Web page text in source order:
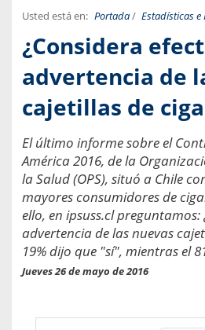
Usted está en: Portada/ Estadísticas
¿Considera
advertencia de
cajetillas de
El último informe sobre el
América 2016, de la
la Salud (OPS), situó a Chile
mayores consumidores de
ello, en ipsuss.cl
advertencia de las nuevas
19% dijo que "sí", mientras el
Jueves 26 de mayo de 2016